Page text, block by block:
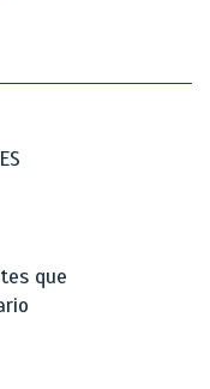
que